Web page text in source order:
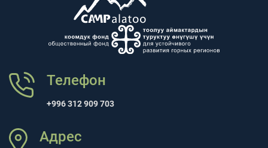
Телефон
+996 312 909 703
Адрес